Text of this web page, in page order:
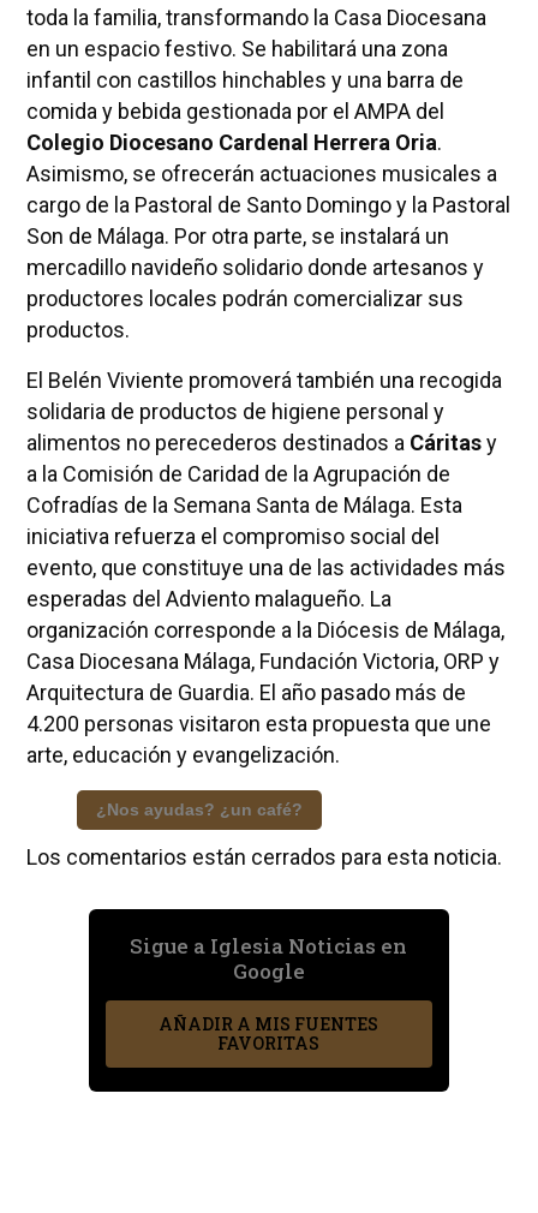
toda la familia, transformando la Casa Diocesana
en un espacio festivo. Se habilitará una zona
infantil con castillos hinchables y una barra de
comida y bebida gestionada por el AMPA del
Colegio Diocesano Cardenal Herrera Oria.
Asimismo, se ofrecerán actuaciones musicales a
cargo de la Pastoral de Santo Domingo y la Pastoral
Son de Málaga. Por otra parte, se instalará un
mercadillo navideño solidario donde artesanos y
productores locales podrán comercializar sus
productos.
El Belén Viviente promoverá también una recogida
solidaria de productos de higiene personal y
alimentos no perecederos destinados a Cáritasy
a la Comisión de Caridad de la Agrupación de
Cofradías de la Semana Santa de Málaga. Esta
iniciativa refuerza el compromiso social del
evento, que constituye una de las actividades más
esperadas del Adviento malagueño. La
organización corresponde a la Diócesis de Málaga,
Casa Diocesana Málaga, Fundación Victoria, ORP y
Arquitectura de Guardia. El año pasado más de
4.200 personas visitaron esta propuesta que une
arte, educación y evangelización.
¿Nos ayudas? ¿un café?
Los comentarios están cerrados para esta noticia.
Sigue a Iglesia Noticias en
Google
AÑADIR A MIS FUENTES
FAVORITAS